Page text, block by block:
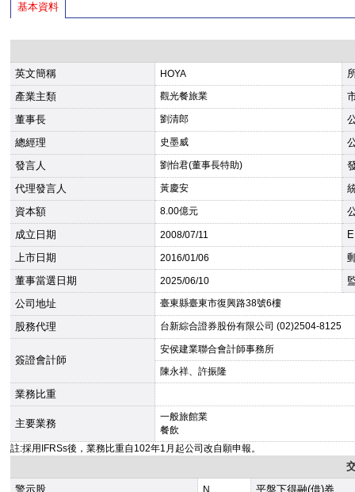
基本資料
英文簡稱 HOYA
產業主類
觀光餐旅業
董事長
劉清郎
總經理
史墨威
發言人
劉怡君(董事長特助)
代理發言人
黃慶安
資本額
8.00億元
成立日期
2008/07/11
上市日期
2016/01/06
董事當選日期
2025/06/10
公司地址
臺東縣臺東市復興路38號6樓
股務代理 台新綜合證券股份有限公司 (02)2504-8125
簽證會計師
安侯建業聯合會計師事務所
陳永祥、許振隆
業務比重
主要業務
一般旅館業
餐飲
註:採用IFRSs後，業務比重自102年1月起公司改自願申報。
警示股
N
平盤下得融(借)券